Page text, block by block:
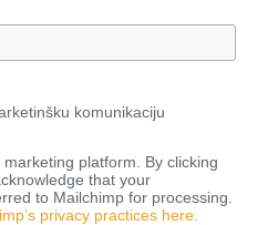
komunikaciju
platform. By clicking
that your
to Mailchimp for processing.
privacy practices here.